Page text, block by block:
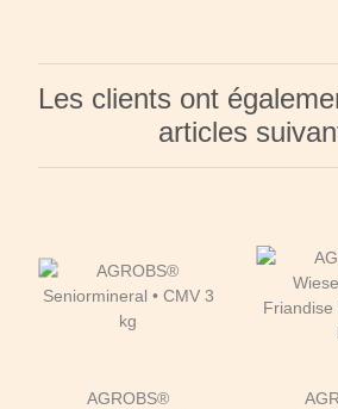
Les clients ont
articles
AGROBS®